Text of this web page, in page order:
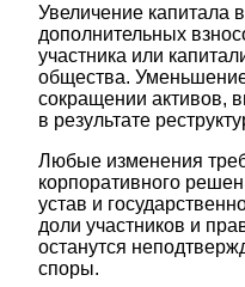
Увеличение капитала
дополнительных
участника или
общества.
сокращении активов,
в результате
Любые изменения
корпоративного
устав и
доли участников и
останутся
споры.